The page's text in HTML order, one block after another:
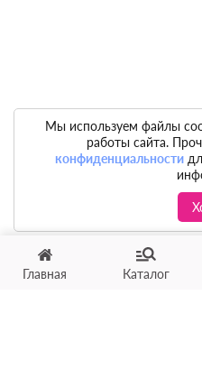
Главная Каталог
Мы используем файлы
работы сайта.
конфиденциальности